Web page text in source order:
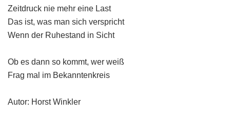
Zeitdruck nie mehr eine Last
Das ist, was man sich verspricht
Wenn der Ruhestand in Sicht
Ob es dann so kommt, wer weiß
Frag mal im Bekanntenkreis
Autor: Horst Winkler